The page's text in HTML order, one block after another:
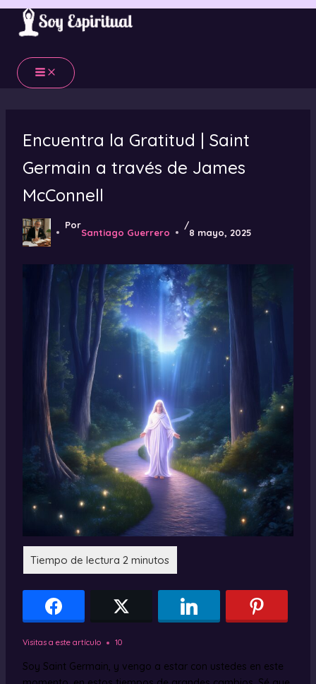
Ir
contenido
Encuentra la Gratitud | Saint
Germain a través de James
McConnell
Por
Santiago Guerrero
/
8 mayo, 2025
Visitas a este artículo 10
Soy Saint Germain, y vengo a estar con ustedes en este